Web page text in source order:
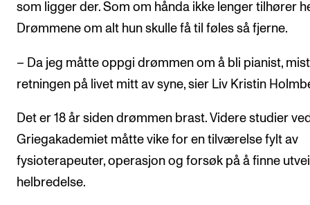
som ligger der. Som om hånda ikke lenger tilhører
Drømmene om alt hun skulle få til føles så fjerne.
– Da jeg måtte oppgi drømmen om å bli pianist,
retningen på livet mitt av syne, sier Liv Kristin
Det er 18 år siden drømmen brast. Videre studier
Griegakademiet måtte vike for en tilværelse fylt av
fysioterapeuter, operasjon og forsøk på å finne
helbredelse.